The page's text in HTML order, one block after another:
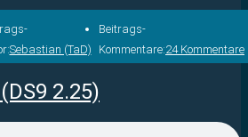
Sebastian (TaD)
Beitrags-
Kommentare:24 Kommentare
2.25)